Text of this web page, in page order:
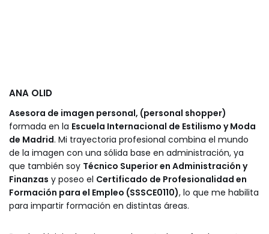
ANA OLID
Asesora de imagen personal, (personal shopper)
formada en la Escuela Internacional de Estilismo y Moda
de Madrid. Mi trayectoria profesional combina el mundo
de la imagen con una sólida base en administración, ya
que también soy Técnico Superior en Administración y
Finanzas y poseo el Certificado de Profesionalidad en
Formación para el Empleo (SSSCE0110), lo que me habilita
para impartir formación en distintas áreas.